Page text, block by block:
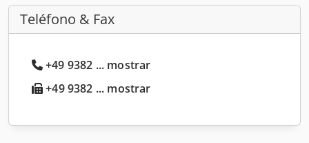
Teléfono & Fax
+49 9382 ... mostrar
+49 9382 ... mostrar